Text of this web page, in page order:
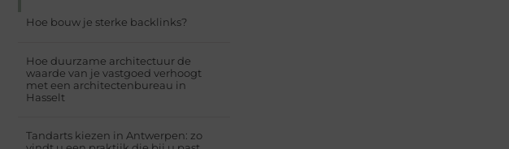
Hoe bouw je sterke backlinks?
Hoe duurzame architectuur de
waarde van je vastgoed verhoogt
met een architectenbureau in
Hasselt
Tandarts kiezen in Antwerpen: zo